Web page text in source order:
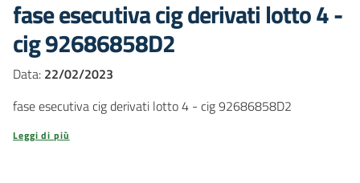
fase esecutiva cig derivati lotto 4 -
cig 92686858D2
Data: 22/02/2023
fase esecutiva cig derivati lotto 4 - cig 92686858D2
Leggi di più